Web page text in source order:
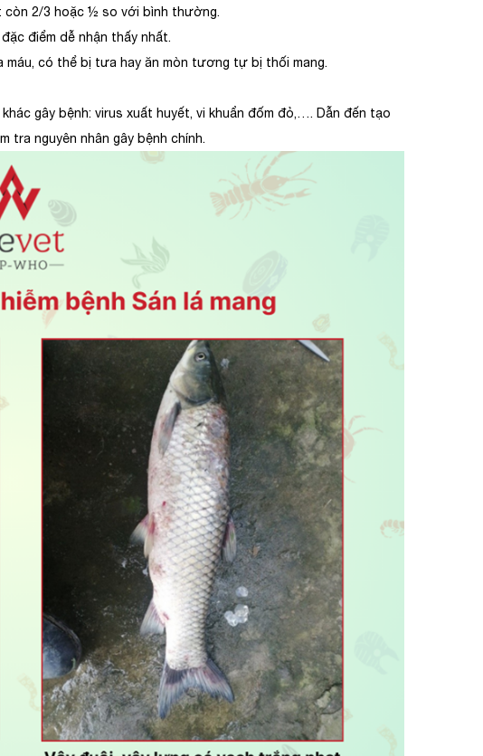
2/3 hoặc ½ so với bình thường.
điểm dễ nhận thấy nhất.
có thể bị tưa hay ăn mòn tương tự bị thối mang.
gây bệnh: virus xuất huyết, vi khuẩn đốm đỏ,…. Dẫn đến tạo
tra nguyên nhân gây bệnh chính.